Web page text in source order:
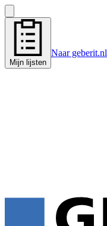
Mijn lijsten
Naar geberit.nl